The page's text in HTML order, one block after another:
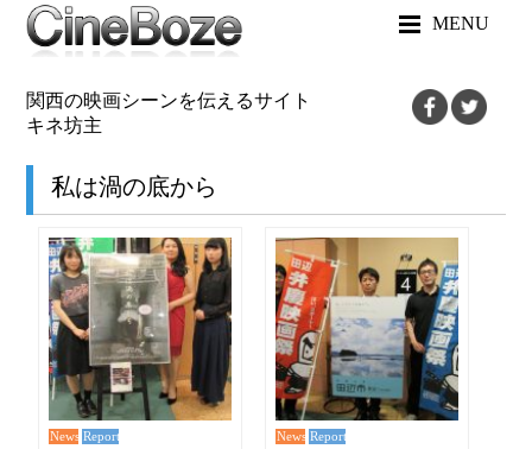
MENU
関西の映画シーンを伝えるサイト
キネ坊主
私は渦の底から
News Report News Report